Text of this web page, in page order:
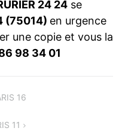
24 24 se
(75014) en urgence
une copie et vous la
98 34 01
16
11